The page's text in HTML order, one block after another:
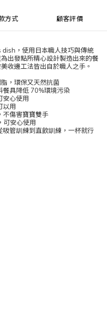
方式 顧客評價
，使用日本職人技巧與傳統
出發點所精心設計製造出來的餐
收邊工法皆出自於職人之手。
，環保又天然抗菌
餐具降低 70%環境污染
安心使用
以用
不傷害寶寶雙手
可安心使用
吸管訓練到直飲訓練，一杯就行